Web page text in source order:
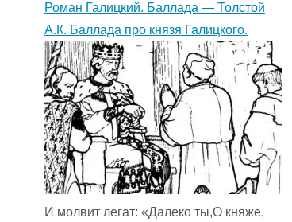
Роман Галицкий. Баллада — Толстой
А.К. Баллада про князя Галицкого.
И молвит легат: «Далеко ты,О княже,